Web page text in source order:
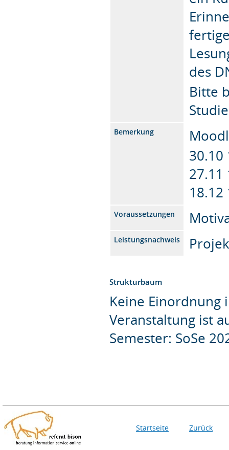
des
Bitte
Bemerkung
30.10
27.11
18.12
Voraussetzungen
Leistungsnachweis
Strukturbaum
Keine Einordnung
Veranstaltung ist
Semester: SoSe
Startseite Zurück